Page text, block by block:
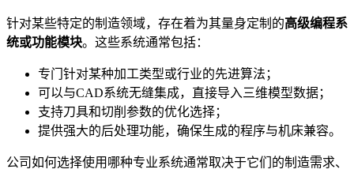
针对某些特定的制造领域，存在着为其量身定制的高级编程系
统或功能模块。这些系统通常包括：
专门针对某种加工类型或行业的先进算法；
可以与CAD系统无缝集成，直接导入三维模型数据；
支持刀具和切削参数的优化选择；
提供强大的后处理功能，确保生成的程序与机床兼容。
公司如何选择使用哪种专业系统通常取决于它们的制造需求、